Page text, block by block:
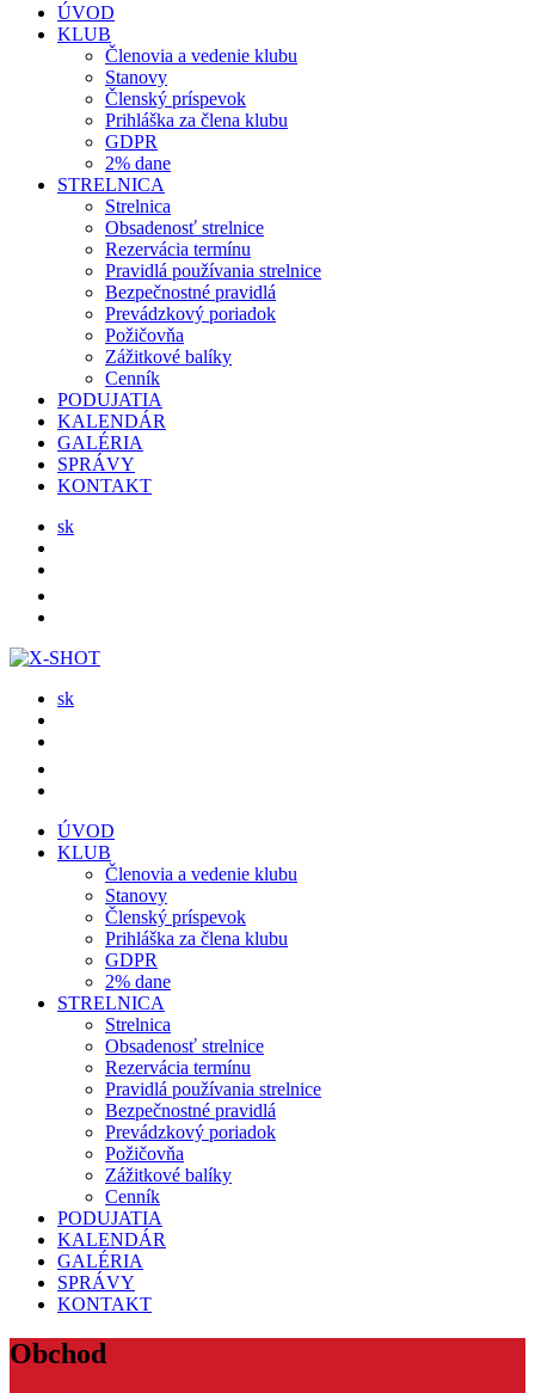
ÚVOD
KLUB
Členovia a vedenie klubu
Stanovy
Členský príspevok
Prihláška za člena klubu
GDPR
2% dane
STRELNICA
Strelnica
Obsadenosť strelnice
Rezervácia termínu
Pravidlá používania strelnice
Bezpečnostné pravidlá
Prevádzkový poriadok
Požičovňa
Zážitkové balíky
Cenník
PODUJATIA
KALENDÁR
GALÉRIA
SPRÁVY
KONTAKT
sk
sk
ÚVOD
KLUB
Členovia a vedenie klubu
Stanovy
Členský príspevok
Prihláška za člena klubu
GDPR
2% dane
STRELNICA
Strelnica
Obsadenosť strelnice
Rezervácia termínu
Pravidlá používania strelnice
Bezpečnostné pravidlá
Prevádzkový poriadok
Požičovňa
Zážitkové balíky
Cenník
PODUJATIA
KALENDÁR
GALÉRIA
SPRÁVY
KONTAKT
Obchod